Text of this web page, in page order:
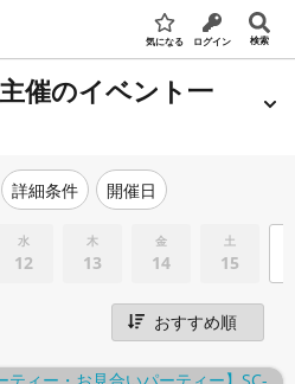
気になる ログイン 検索
催のイベント一
詳細条件 開催日
水
12
木
13
金
14
土
15